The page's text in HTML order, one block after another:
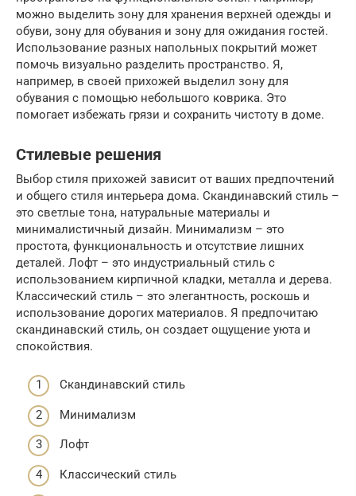
можно выделить зону для хранения верхней одежды и
обуви, зону для обувания и зону для ожидания гостей.
Использование разных напольных покрытий может
помочь визуально разделить пространство. Я,
например, в своей прихожей выделил зону для
обувания с помощью небольшого коврика. Это
помогает избежать грязи и сохранить чистоту в доме.
Стилевые решения
Выбор стиля прихожей зависит от ваших предпочтений
и общего стиля интерьера дома. Скандинавский стиль –
это светлые тона, натуральные материалы и
минималистичный дизайн. Минимализм – это
простота, функциональность и отсутствие лишних
деталей. Лофт – это индустриальный стиль с
использованием кирпичной кладки, металла и дерева.
Классический стиль – это элегантность, роскошь и
использование дорогих материалов. Я предпочитаю
скандинавский стиль, он создает ощущение уюта и
спокойствия.
Скандинавский стиль
Минимализм
Лофт
Классический стиль